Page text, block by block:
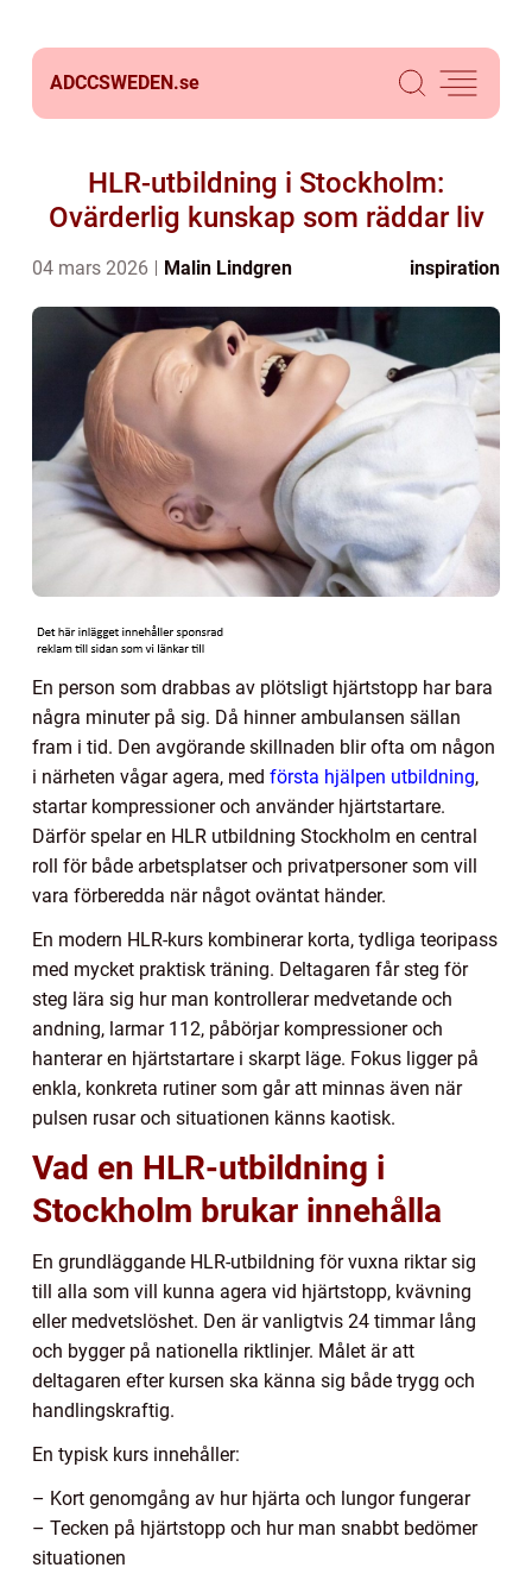
ADCCSWEDEN.se
HLR-utbildning i Stockholm:
Ovärderlig kunskap som räddar liv
04 mars 2026 Malin Lindgren inspiration
En person som drabbas av plötsligt hjärtstopp har bara
några minuter på sig. Då hinner ambulansen sällan
fram i tid. Den avgörande skillnaden blir ofta om någon
i närheten vågar agera, med första hjälpen utbildning,
startar kompressioner och använder hjärtstartare.
Därför spelar en HLR utbildning Stockholm en central
roll för både arbetsplatser och privatpersoner som vill
vara förberedda när något oväntat händer.
En modern HLR-kurs kombinerar korta, tydliga teoripass
med mycket praktisk träning. Deltagaren får steg för
steg lära sig hur man kontrollerar medvetande och
andning, larmar 112, påbörjar kompressioner och
hanterar en hjärtstartare i skarpt läge. Fokus ligger på
enkla, konkreta rutiner som går att minnas även när
pulsen rusar och situationen känns kaotisk.
Vad en HLR-utbildning i
Stockholm brukar innehålla
En grundläggande HLR-utbildning för vuxna riktar sig
till alla som vill kunna agera vid hjärtstopp, kvävning
eller medvetslöshet. Den är vanligtvis 24 timmar lång
och bygger på nationella riktlinjer. Målet är att
deltagaren efter kursen ska känna sig både trygg och
handlingskraftig.
En typisk kurs innehåller:
– Kort genomgång av hur hjärta och lungor fungerar
– Tecken på hjärtstopp och hur man snabbt bedömer
situationen